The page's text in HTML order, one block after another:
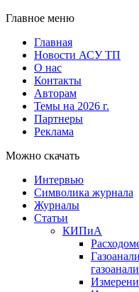
Главное меню
Главная
Новости АСУ ТП
О нас
Контакты
Авторам
Темы на 2026 г.
Партнеры
Реклама
Можно скачать
Интервью
Символика журнала
Журналы
Статьи
КИПиА